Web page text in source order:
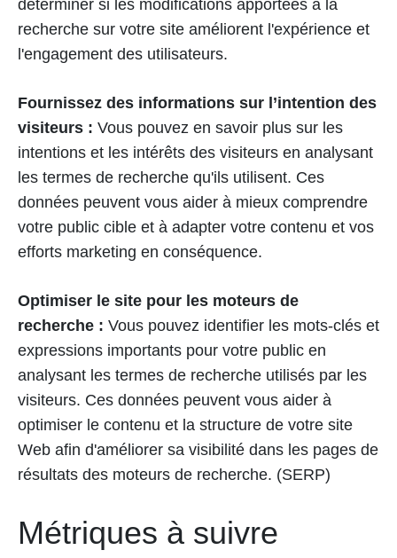
déterminer si les modifications apportées à la
recherche sur votre site améliorent l'expérience et
l'engagement des utilisateurs.
Fournissez des informations sur l’intention des
visiteurs : Vous pouvez en savoir plus sur les
intentions et les intérêts des visiteurs en analysant
les termes de recherche qu'ils utilisent. Ces
données peuvent vous aider à mieux comprendre
votre public cible et à adapter votre contenu et vos
efforts marketing en conséquence.
Optimiser le site pour les moteurs de
recherche : Vous pouvez identifier les mots-clés et
expressions importants pour votre public en
analysant les termes de recherche utilisés par les
visiteurs. Ces données peuvent vous aider à
optimiser le contenu et la structure de votre site
Web afin d'améliorer sa visibilité dans les pages de
résultats des moteurs de recherche. (SERP)
Métriques à suivre